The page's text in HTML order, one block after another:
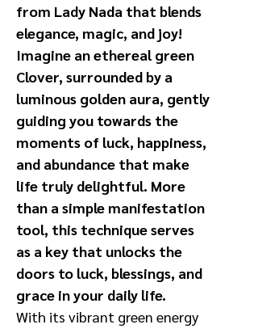
from Lady Nada that blends
elegance, magic, and joy!
Imagine an ethereal green
Clover, surrounded by a
luminous golden aura, gently
guiding you towards the
moments of luck, happiness,
and abundance that make
life truly delightful. More
than a simple manifestation
tool, this technique serves
as a key that unlocks the
doors to luck, blessings, and
grace in your daily life.
With its vibrant green energy